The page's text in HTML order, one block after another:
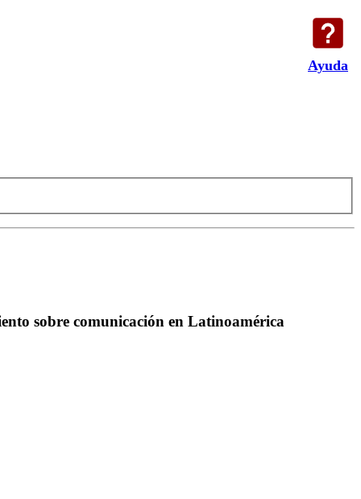
Ayuda
sobre comunicación en Latinoamérica